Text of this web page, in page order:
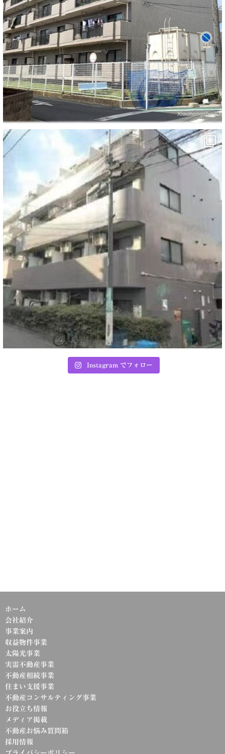
Instagram でフォロー
ホーム
会社紹介
事業案内
収益物件事業
太陽光事業
実需不動産事業
不動産相続事業
住まい支援事業
不動産コンサルティング事業
お役立ち情報
メディア掲載
不動産お悩み質問箱
採用情報